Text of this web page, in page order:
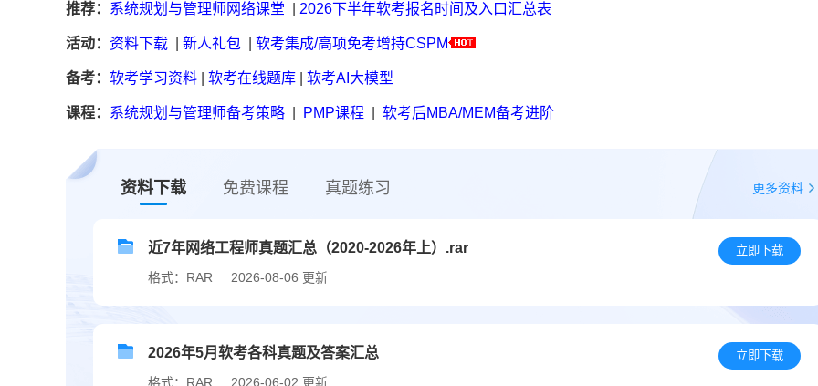
推荐： 系统规划与管理师网络课堂 2026下半年软考报名时间及入口汇总表
活动： 资料下载 新人礼包 软考集成/高项免考增持CSPM
备考： 软考学习资料 软考在线题库 软考AI大模型
课程： 系统规划与管理师备考策略 PMP课程 软考后MBA/MEM备考进阶
资料下载 免费课程 真题练习 更多资料
近7年网络工程师真题汇总（2020-2026年上）.rar
格式：RAR 2026-08-06 更新
立即下载
2026年5月软考各科真题及答案汇总
格式：RAR 2026-06-02 更新
立即下载